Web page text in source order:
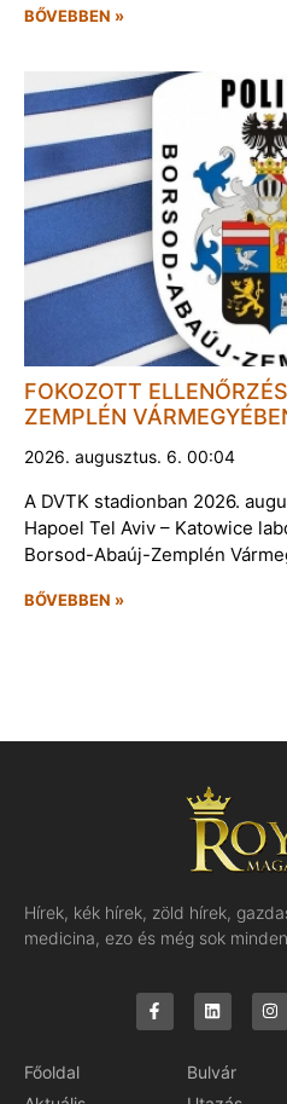
BŐVEBBEN »
FOKOZOTT
ZEMPLÉN
2026. augusztus. 6. 00:04
A DVTK stadionban 2026.
Hapoel Tel Aviv – Katowice
Borsod-Abaúj-Zemplén
BŐVEBBEN »
Hírek, kék hírek, zöld hírek,
medicina, ezo és még sok
Főoldal
Bulvár